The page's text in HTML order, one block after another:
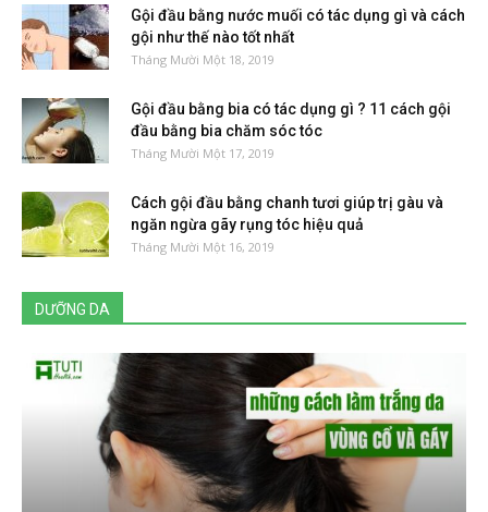
Gội đầu bằng nước muối có tác dụng gì và cách
gội như thế nào tốt nhất
Tháng Mười Một 18, 2019
Gội đầu bằng bia có tác dụng gì ? 11 cách gội
đầu bằng bia chăm sóc tóc
Tháng Mười Một 17, 2019
Cách gội đầu bằng chanh tươi giúp trị gàu và
ngăn ngừa gãy rụng tóc hiệu quả
Tháng Mười Một 16, 2019
DƯỠNG DA